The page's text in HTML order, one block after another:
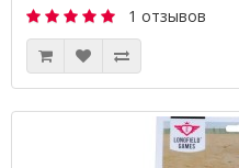
1 отзывов